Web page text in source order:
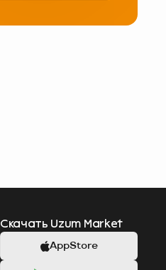
Скачать Uzum Market
AppStore